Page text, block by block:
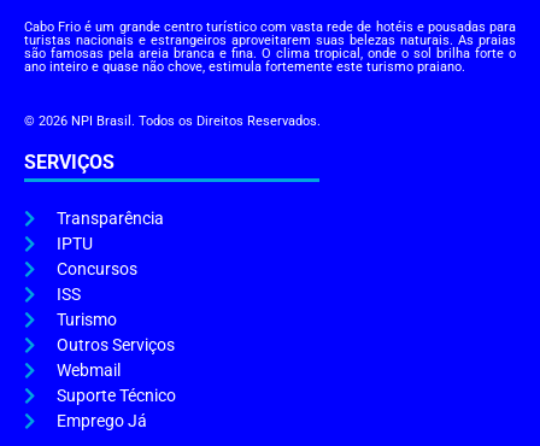
Cabo Frio é um grande centro turístico com vasta rede de hotéis e pousadas para
turistas nacionais e estrangeiros aproveitarem suas belezas naturais. As praias
são famosas pela areia branca e fina. O clima tropical, onde o sol brilha forte o
ano inteiro e quase não chove, estimula fortemente este turismo praiano.
© 2026 NPI Brasil. Todos os Direitos Reservados.
SERVIÇOS
Transparência
IPTU
Concursos
ISS
Turismo
Outros Serviços
Webmail
Suporte Técnico
Emprego Já